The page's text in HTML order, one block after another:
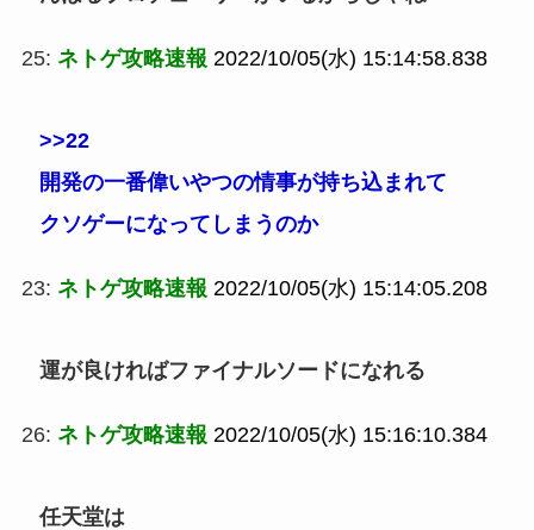
25: ネトゲ攻略速報 2022/10/05(水) 15:14:58.838
>>22
開発の一番偉いやつの情事が持ち込まれて
クソゲーになってしまうのか
23: ネトゲ攻略速報 2022/10/05(水) 15:14:05.208
運が良ければファイナルソードになれる
26: ネトゲ攻略速報 2022/10/05(水) 15:16:10.384
任天堂は